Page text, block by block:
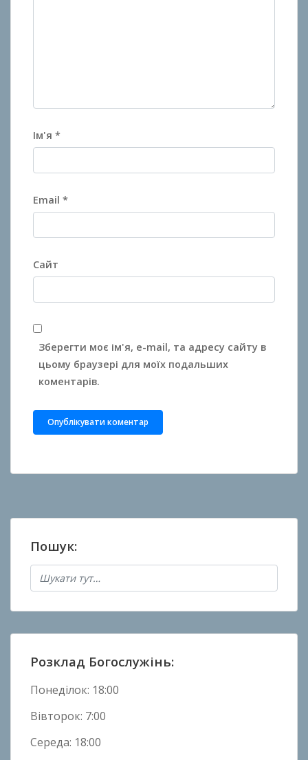
Ім'я *
Email *
Сайт
Зберегти моє ім'я, e-mail, та адресу сайту в
цьому браузері для моїх подальших
коментарів.
Пошук:
Розклад Богослужінь:
Понеділок: 18:00
Вівторок: 7:00
Середа: 18:00